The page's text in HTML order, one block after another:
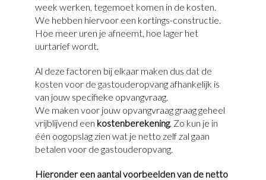
week werken, tegemoet komen in de kosten.
We hebben hiervoor een kortings-constructie.
Hoe meer uren je afneemt, hoe lager het
uurtarief wordt.
Al deze factoren bij elkaar maken dus dat de
kosten voor de gastouderopvang afhankelijk is
van jouw specifieke opvangvraag.
We maken voor jouw opvangvraag graag geheel
vrijblijvend een kostenberekening. Zo kun je in
één oogopslag zien wat je netto zelf zal gaan
betalen voor de gastouderopvang.
Hieronder een aantal voorbeelden van de netto